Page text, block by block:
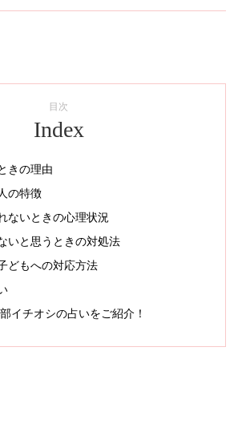
目次
Index
きの理由
の特徴
ないときの心理状況
いと思うときの対処法
どもへの対応方法
イチオシの占いをご紹介！